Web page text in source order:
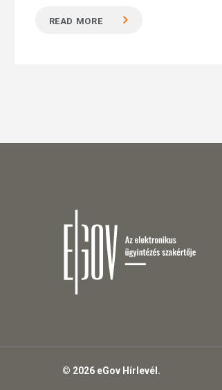
READ MORE
© 2026 eGov Hírlevél.